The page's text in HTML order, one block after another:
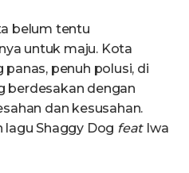
belum tentu
untuk maju. Kota
penuh polusi, di
berdesakan dengan
dan kesusahan.
lagu Shaggy Dog featIwa